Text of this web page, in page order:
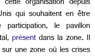
qui souhaitent en être
participation, le pavillon
présentdans la zone. Il
une zone où les crises